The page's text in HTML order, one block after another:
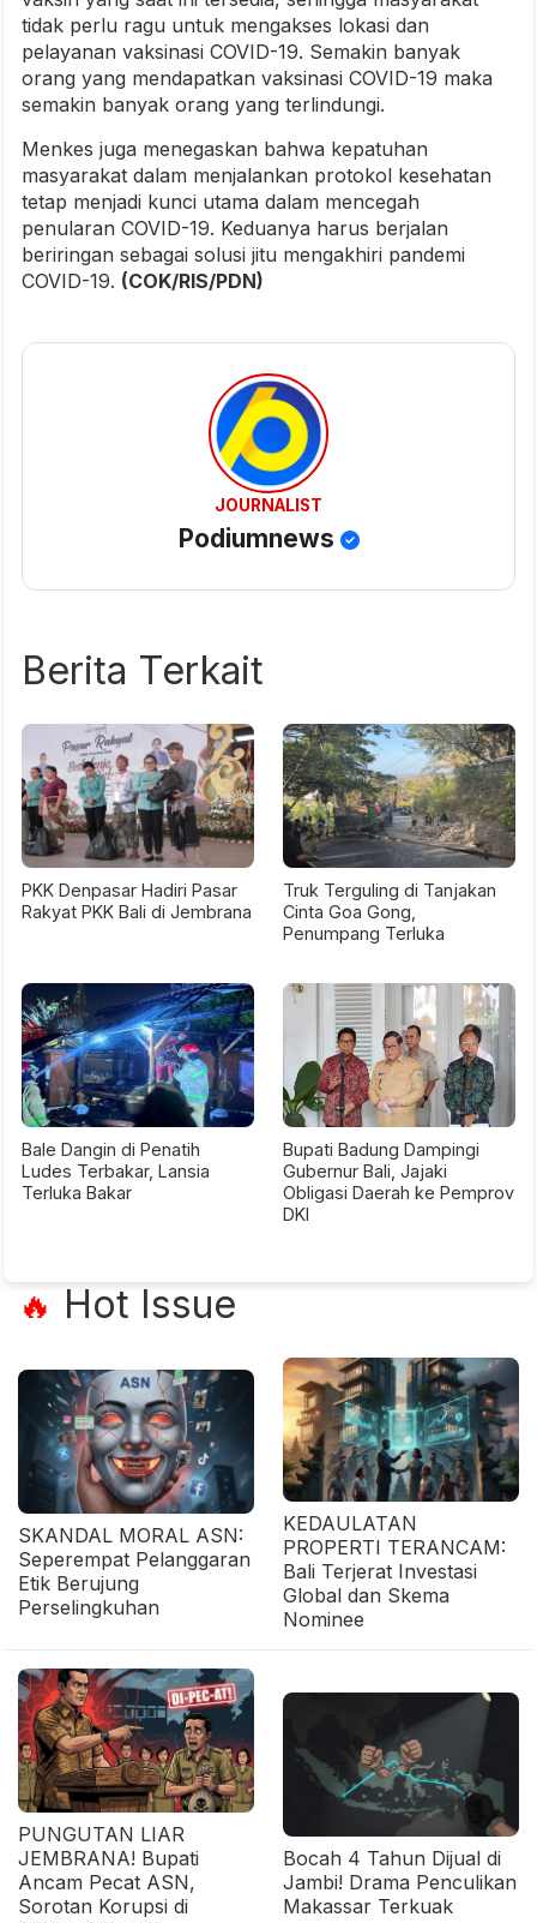
tidak perlu ragu untuk mengakses lokasi dan
pelayanan vaksinasi COVID-19. Semakin banyak
orang yang mendapatkan vaksinasi COVID-19 maka
semakin banyak orang yang terlindungi.
Menkes juga menegaskan bahwa kepatuhan
masyarakat dalam menjalankan protokol kesehatan
tetap menjadi kunci utama dalam mencegah
penularan COVID-19. Keduanya harus berjalan
beriringan sebagai solusi jitu mengakhiri pandemi
COVID-19. (COK/RIS/PDN)
JOURNALIST
Podiumnews
Berita Terkait
PKK Denpasar Hadiri Pasar
Rakyat PKK Bali di Jembrana
Truk Terguling di Tanjakan
Cinta Goa Gong,
Penumpang Terluka
Bale Dangin di Penatih
Ludes Terbakar, Lansia
Terluka Bakar
Bupati Badung Dampingi
Gubernur Bali, Jajaki
Obligasi Daerah ke Pemprov
DKI
🔥 Hot Issue
SKANDAL MORAL ASN:
Seperempat Pelanggaran
Etik Berujung
Perselingkuhan
KEDAULATAN
PROPERTI TERANCAM:
Bali Terjerat Investasi
Global dan Skema
Nominee
PUNGUTAN LIAR
JEMBRANA! Bupati
Ancam Pecat ASN,
Sorotan Korupsi di
Bocah 4 Tahun Dijual di
Jambi! Drama Penculikan
Makassar Terkuak